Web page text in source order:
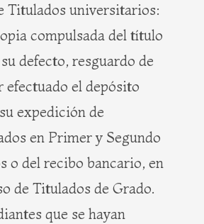
Titulados universitarios:
compulsada del título
defecto, resguardo de
efectuado el depósito
expedición de
en Primer y Segundo
o del recibo bancario, en
de Titulados de Grado.
que se hayan